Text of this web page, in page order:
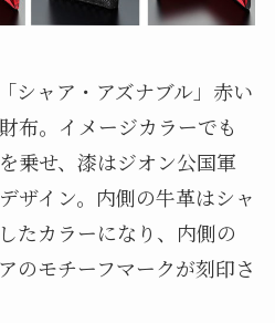
シャア・アズナブル」赤い
布。イメージカラーでも
乗せ、漆はジオン公国軍
ザイン。内側の牛革はシャ
たカラーになり、内側の
のモチーフマークが刻印さ